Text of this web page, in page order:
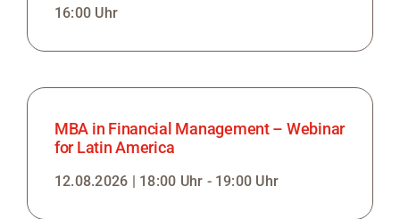
16:00 Uhr
MBA in Financial Management – Webinar
for Latin America
12.08.2026 | 18:00 Uhr - 19:00 Uhr